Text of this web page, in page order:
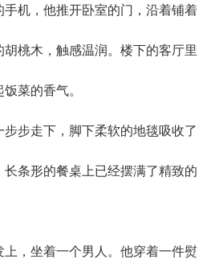
机，他推开卧室的门，沿着铺着
桃木，触感温润。楼下的客厅里
菜的香气。
步走下，脚下柔软的地毯吸收了
条形的餐桌上已经摆满了精致的
，坐着一个男人。他穿着一件熨